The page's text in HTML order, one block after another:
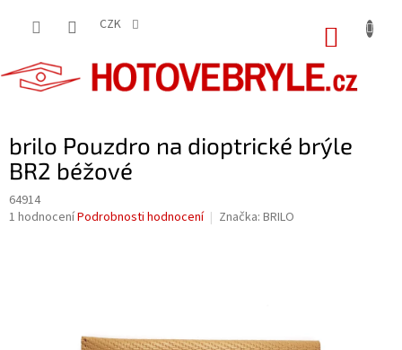
CZK
brilo Pouzdro na dioptrické brýle
BR2 béžové
64914
Průměrné
1 hodnoceníPodrobnosti hodnocení Značka: BRILO